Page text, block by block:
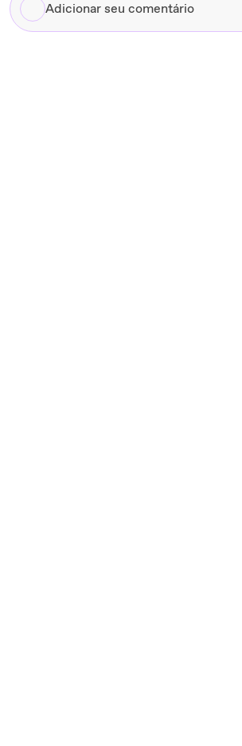
Adicionar
seu